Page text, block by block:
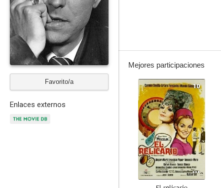
Favorito/a
Enlaces externos
Mejores participaciones
10